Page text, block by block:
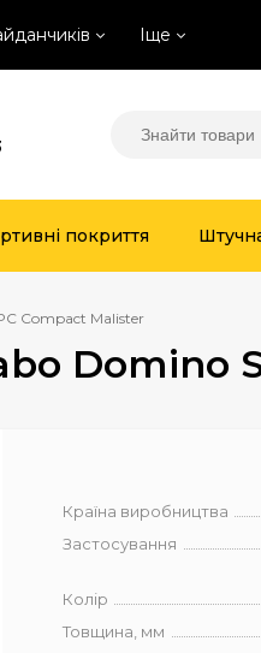
Іще
покриття
Compact Malister
Domino
Країна виробництва
Застосування
Колір
Товщина, мм